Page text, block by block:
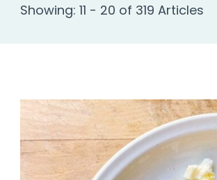
Showing: 11 - 20 of 319 Articles